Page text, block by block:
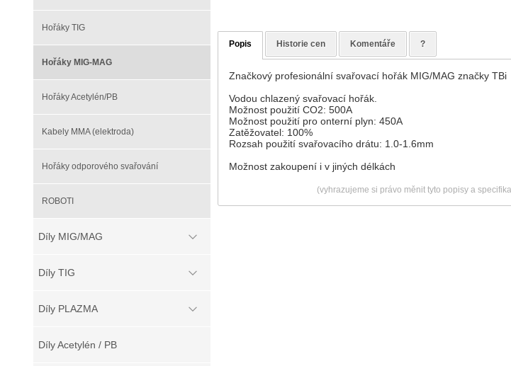
Hořáky TIG
Hořáky MIG-MAG
Hořáky Acetylén/PB
Kabely MMA (elektroda)
Hořáky odporového svařování
ROBOTI
Díly MIG/MAG
Díly TIG
Díly PLAZMA
Díly Acetylén / PB
Popis Historie cen Komentáře ?
Značkový profesionální svařovací hořák MIG/MAG značky TBi
Vodou chlazený svařovací hořák.
Možnost použití CO2: 500A
Možnost použití pro onterní plyn: 450A
Zatěžovatel: 100%
Rozsah použití svařovacího drátu: 1.0-1.6mm
Možnost zakoupení i v jiných délkách
(vyhrazujeme si právo měnit tyto popisy a